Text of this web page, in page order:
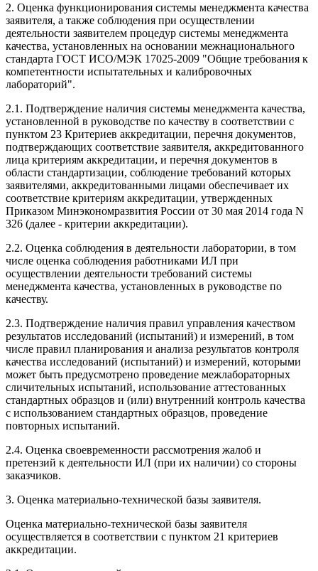
2. Оценка функционирования системы менеджмента качества
заявителя, а также соблюдения при осуществлении
деятельности заявителем процедур системы менеджмента
качества, установленных на основании межнационального
стандарта ГОСТ ИСО/МЭК 17025-2009 "Общие требования к
компетентности испытательных и калибровочных
лабораторий".
2.1. Подтверждение наличия системы менеджмента качества,
установленной в руководстве по качеству в соответствии с
пунктом 23 Критериев аккредитации, перечня документов,
подтверждающих соответствие заявителя, аккредитованного
лица критериям аккредитации, и перечня документов в
области стандартизации, соблюдение требований которых
заявителями, аккредитованными лицами обеспечивает их
соответствие критериям аккредитации, утвержденных
Приказом Минэкономразвития России от 30 мая 2014 года N
326 (далее - критерии аккредитации).
2.2. Оценка соблюдения в деятельности лаборатории, в том
числе оценка соблюдения работниками ИЛ при
осуществлении деятельности требований системы
менеджмента качества, установленных в руководстве по
качеству.
2.3. Подтверждение наличия правил управления качеством
результатов исследований (испытаний) и измерений, в том
числе правил планирования и анализа результатов контроля
качества исследований (испытаний) и измерений, которыми
может быть предусмотрено проведение межлабораторных
сличительных испытаний, использование аттестованных
стандартных образцов и (или) внутренний контроль качества
с использованием стандартных образцов, проведение
повторных испытаний.
2.4. Оценка своевременности рассмотрения жалоб и
претензий к деятельности ИЛ (при их наличии) со стороны
заказчиков.
3. Оценка материально-технической базы заявителя.
Оценка материально-технической базы заявителя
осуществляется в соответствии с пунктом 21 критериев
аккредитации.